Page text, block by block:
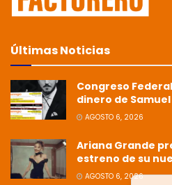
Últimas Noticias
Congreso
dinero de
AGOSTO 6, 2026
Ariana Grande
estreno de su
AGOSTO 6, 2026